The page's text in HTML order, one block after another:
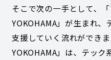
そこで次の一手として、
YOKOHAMA」が生まれ、
支援していく流れができ
YOKOHAMA」は、テック